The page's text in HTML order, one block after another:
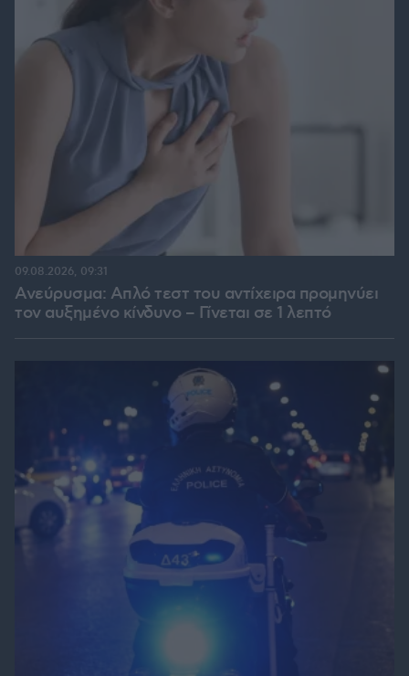
Ανεύρυσμα: Απλό τεστ του αντίχειρα προμηνύει
τον αυξημένο κίνδυνο – Γίνεται σε 1 λεπτό
09.08.2026, 09:31